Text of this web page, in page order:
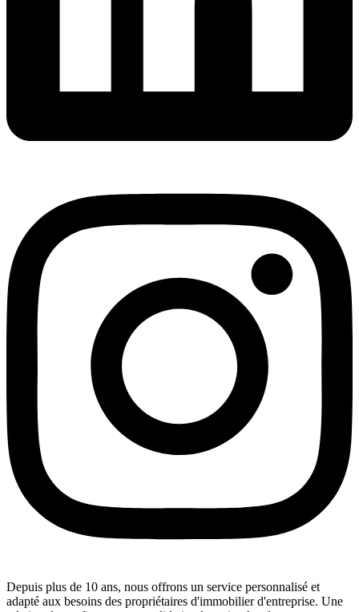
Depuis plus de 10 ans, nous offrons un service personnalisé et
adapté aux besoins des propriétaires d'immobilier d'entreprise. Une